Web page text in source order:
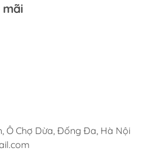
Ô Chợ Dừa, Đống Đa, Hà Nội